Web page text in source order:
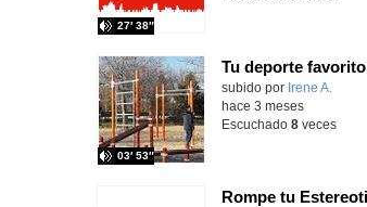
27′ 38″
Tu deporte favorito
Contenido educativo.
subido por Irene A.
03′ 53″
hace 3 meses
Escuchado 8veces